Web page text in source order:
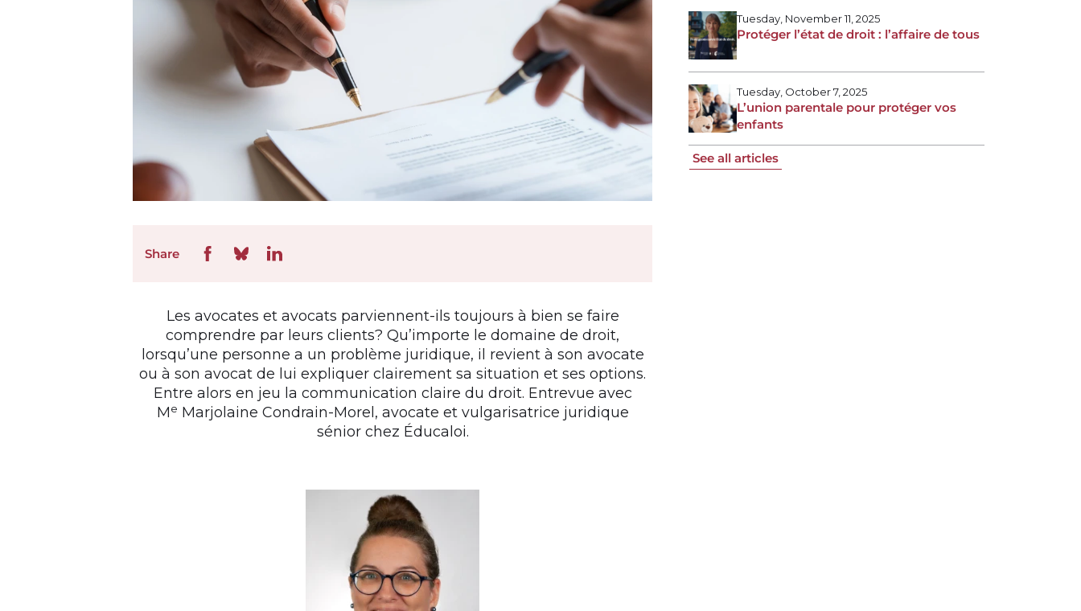
Share
Les avocates et avocats parviennent-ils toujours à bien se faire
comprendre par leurs clients? Qu’importe le domaine de droit,
lorsqu’une personne a un problème juridique, il revient à son avocate
ou à son avocat de lui expliquer clairement sa situation et ses options.
Entre alors en jeu la communication claire du droit. Entrevue avec
Me Marjolaine Condrain-Morel, avocate et vulgarisatrice juridique
sénior chez Éducaloi.
Tuesday, November 11, 2025
Protéger l’état de droit : l’affaire de tous
Tuesday, October 7, 2025
L’union parentale pour protéger vos
enfants
See all articles